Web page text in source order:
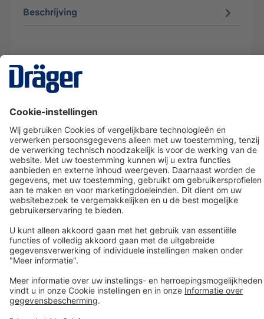
Beschrijving
Dräger klantenservice
Over Dräger
Bestellen in onze webshop
Community